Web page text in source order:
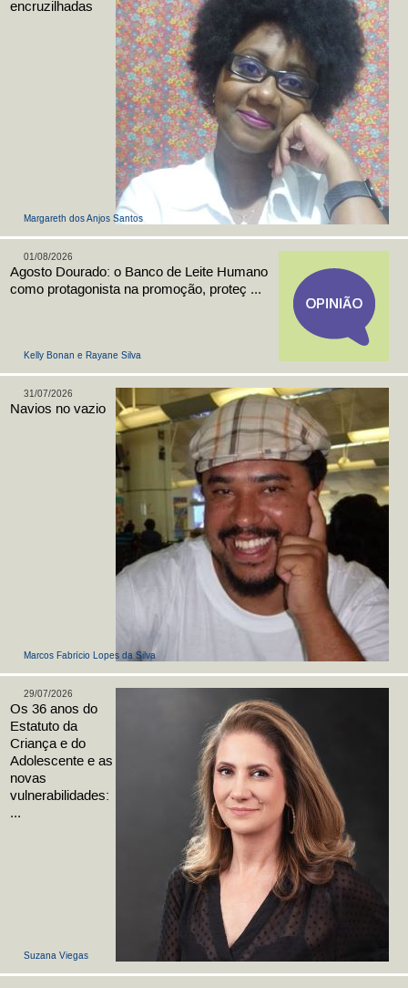
Margareth dos Anjos Santos
encruzilhadas
Kelly Bonan e Rayane Silva
01/08/2026
Agosto Dourado: o Banco de Leite Humano
como protagonista na promoção, proteç ...
Marcos Fabrício Lopes da Silva
31/07/2026
Navios no vazio
Suzana Viegas
29/07/2026
Os 36 anos do
Estatuto da
Criança e do
Adolescente e as
novas
vulnerabilidades:
...